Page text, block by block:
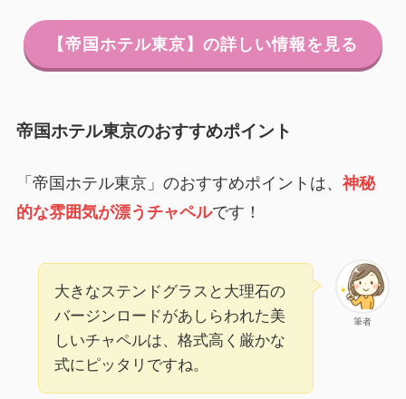
【帝国ホテル東京】の詳しい情報を見る
帝国ホテル東京のおすすめポイント
「帝国ホテル東京」のおすすめポイントは、 神秘
的な雰囲気が漂うチャペルです！
筆者
大きなステンドグラスと大理石の
バージンロードがあしらわれた美
しいチャペルは、格式高く厳かな
式にピッタリですね。